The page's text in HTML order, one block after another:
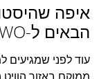
איפה
הבאים ל-The OWO
עוד לפני שמגיעים